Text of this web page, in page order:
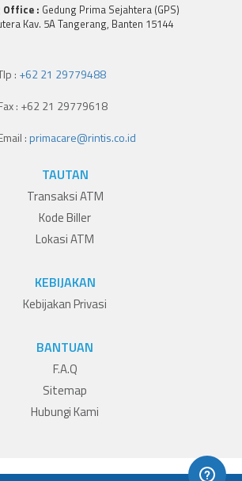
Office : Gedung Prima Sejahtera (GPS)
Kav. 5A Tangerang, Banten 15144
: +62 21 29779488
: +62 21 29779618
:primacare@rintis.co.id
TAUTAN
Transaksi ATM
Kode Biller
Lokasi ATM
KEBIJAKAN
Kebijakan Privasi
BANTUAN
F.A.Q
Sitemap
Hubungi Kami